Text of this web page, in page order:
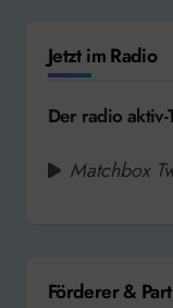
Jetzt im Radio
Der radio aktiv-
Matchbox
Förderer &